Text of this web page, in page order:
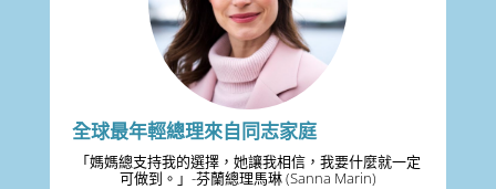
全球最年輕總理來自同志家庭
「媽媽總支持我的選擇，她讓我相信，我要什麼就一定
可做到。」-芬蘭總理馬琳 (Sanna Marin)